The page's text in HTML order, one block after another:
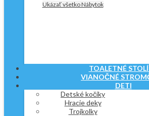
Ukázať všetko Nábytok
TOALETNÉ
VIANOČNÉ
DETI
Detské kočíky
Hracie deky
Trojkolky